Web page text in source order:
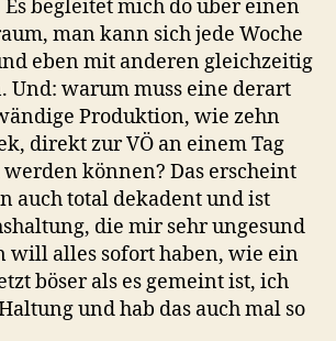
Es begleitet mich do über einen
man kann sich jede Woche
eben mit anderen gleichzeitig
Und: warum muss eine derart
Produktion, wie zehn
direkt zur VÖ an einem Tag
können? Das erscheint
auch total dekadent und ist
die mir sehr ungesund
will alles sofort haben, wie ein
böser als es gemeint ist, ich
und hab das auch mal so